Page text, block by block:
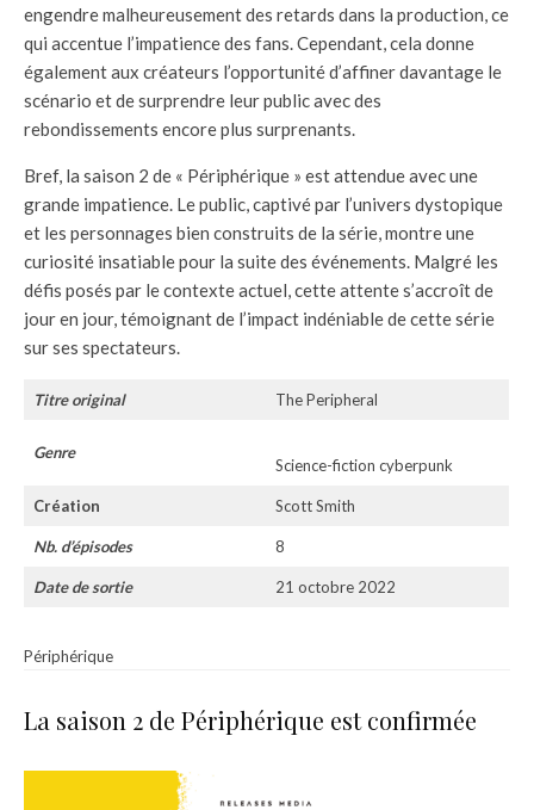
engendre malheureusement des retards dans la production, ce
qui accentue l’impatience des fans. Cependant, cela donne
également aux créateurs l’opportunité d’affiner davantage le
scénario et de surprendre leur public avec des
rebondissements encore plus surprenants.
Bref, la saison 2 de « Périphérique » est attendue avec une
grande impatience. Le public, captivé par l’univers dystopique
et les personnages bien construits de la série, montre une
curiosité insatiable pour la suite des événements. Malgré les
défis posés par le contexte actuel, cette attente s’accroît de
jour en jour, témoignant de l’impact indéniable de cette série
sur ses spectateurs.
Titre original The Peripheral
Genre
Science-fiction cyberpunk
Création Scott Smith
Nb. d’épisodes 8
Date de sortie 21 octobre 2022
Périphérique
La saison 2 de Périphérique est confirmée